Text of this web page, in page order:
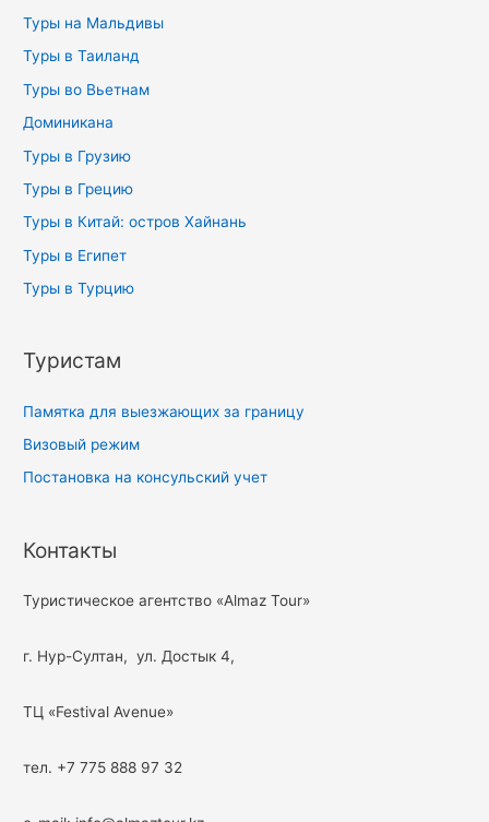
Туры на Мальдивы
Туры в Таиланд
Туры во Вьетнам
Доминикана
Туры в Грузию
Туры в Грецию
Туры в Китай: остров Хайнань
Туры в Египет
Туры в Турцию
Туристам
Памятка для выезжающих за границу
Визовый режим
Постановка на консульский учет
Контакты
Туристическое агентство «Almaz Tour»
г. Нур-Султан, ул. Достык 4,
ТЦ «Festival Avenue»
тел. +7 775 888 97 32